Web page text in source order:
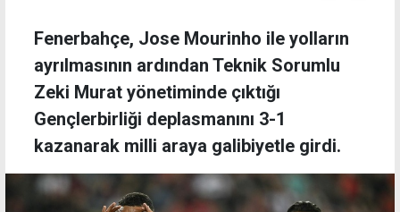
Fenerbahçe, Jose Mourinho ile yolların
ayrılmasının ardından Teknik Sorumlu
Zeki Murat yönetiminde çıktığı
Gençlerbirliği deplasmanını 3-1
kazanarak milli araya galibiyetle girdi.